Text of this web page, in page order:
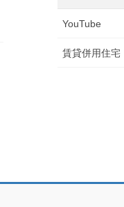
YouTube
賃貸併用住宅